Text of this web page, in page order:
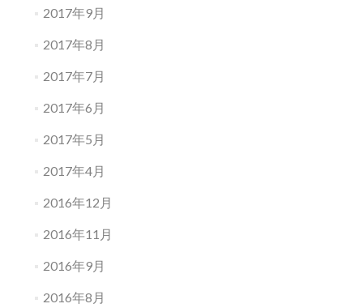
2017年9月
2017年8月
2017年7月
2017年6月
2017年5月
2017年4月
2016年12月
2016年11月
2016年9月
2016年8月